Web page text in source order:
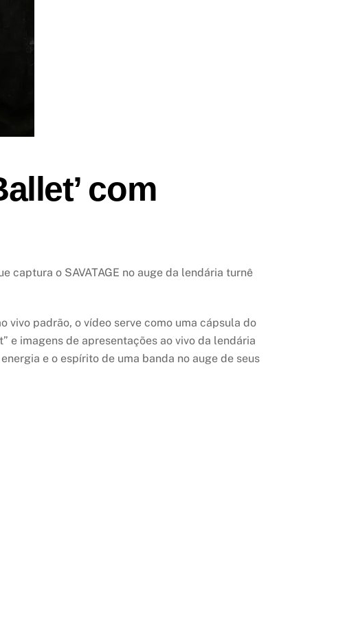
com
captura o SAVATAGE no auge da lendária turnê
vivo padrão, o vídeo serve como uma cápsula do
e imagens de apresentações ao vivo da lendária
e o espírito de uma banda no auge de seus